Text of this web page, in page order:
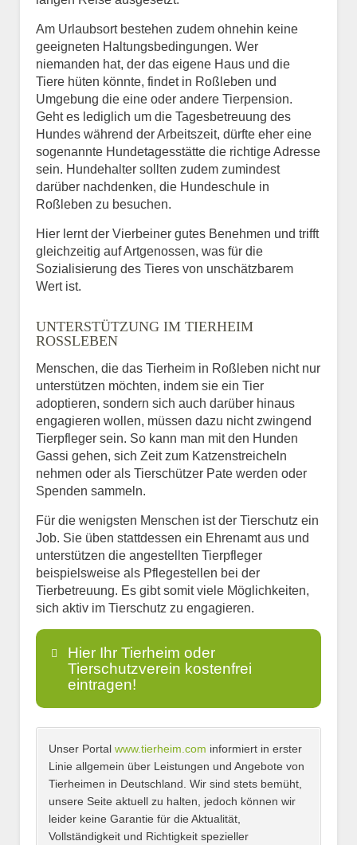
Am Urlaubsort bestehen zudem ohnehin keine
geeigneten Haltungsbedingungen. Wer
niemanden hat, der das eigene Haus und die
Tiere hüten könnte, findet in Roßleben und
Umgebung die eine oder andere Tierpension.
Geht es lediglich um die Tagesbetreuung des
Hundes während der Arbeitszeit, dürfte eher eine
sogenannte Hundetagesstätte die richtige Adresse
sein. Hundehalter sollten zudem zumindest
darüber nachdenken, die Hundeschule in
Roßleben zu besuchen.
Hier lernt der Vierbeiner gutes Benehmen und trifft
gleichzeitig auf Artgenossen, was für die
Sozialisierung des Tieres von unschätzbarem
Wert ist.
UNTERSTÜTZUNG IM TIERHEIM
ROSSLEBEN
Menschen, die das Tierheim in Roßleben nicht nur
unterstützen möchten, indem sie ein Tier
adoptieren, sondern sich auch darüber hinaus
engagieren wollen, müssen dazu nicht zwingend
Tierpfleger sein. So kann man mit den Hunden
Gassi gehen, sich Zeit zum Katzenstreicheln
nehmen oder als Tierschützer Pate werden oder
Spenden sammeln.
Für die wenigsten Menschen ist der Tierschutz ein
Job. Sie üben stattdessen ein Ehrenamt aus und
unterstützen die angestellten Tierpfleger
beispielsweise als Pflegestellen bei der
Tierbetreuung. Es gibt somit viele Möglichkeiten,
sich aktiv im Tierschutz zu engagieren.
Hier Ihr Tierheim oder
Tierschutzverein kostenfrei
eintragen!
Name*
E-Mail*
Unser Portal www.tierheim.com informiert in erster
Linie allgemein über Leistungen und Angebote von
Tierheimen in Deutschland. Wir sind stets bemüht,
unsere Seite aktuell zu halten, jedoch können wir
leider keine Garantie für die Aktualität,
Vollständigkeit und Richtigkeit spezieller